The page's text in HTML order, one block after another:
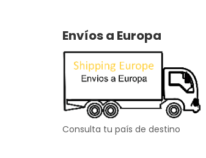
Envíos a Europa
Consulta tu país de destino